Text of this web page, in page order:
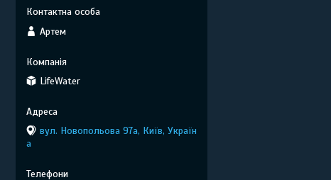
Артем
LifeWater
вул. Новопольова 97а, Київ, Україн
а